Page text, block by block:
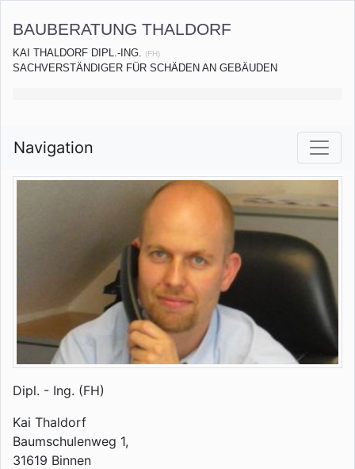
BAUBERATUNG THALDORF
KAI THALDORF DIPL.-ING. (FH)
SACHVERSTÄNDIGER FÜR SCHÄDEN AN GEBÄUDEN
Navigation
Dipl. - Ing. (FH)
Kai Thaldorf
Baumschulenweg 1,
31619 Binnen